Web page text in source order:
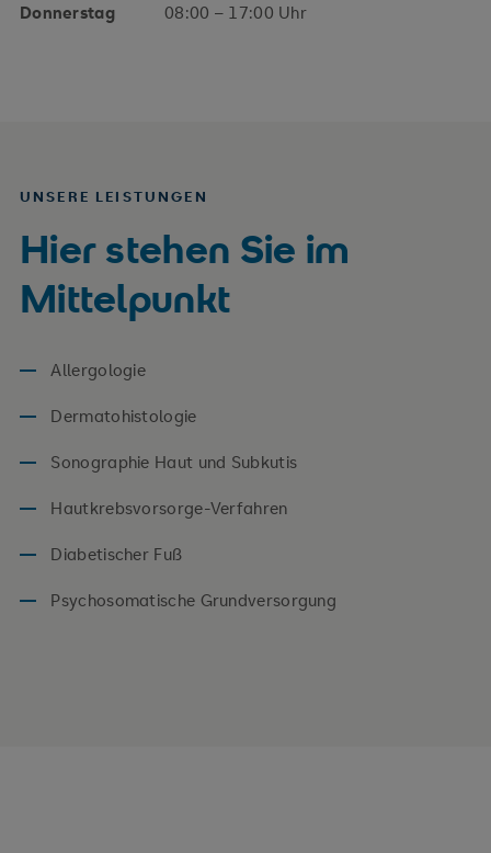
Donnerstag
08:00 – 17:00 Uhr
UNSERE LEISTUNGEN
Hier stehen Sie im
Mittelpunkt
Allergologie
Dermatohistologie
Sonographie Haut und Subkutis
Hautkrebsvorsorge-Verfahren
Diabetischer Fuß
Psychosomatische Grundversorgung